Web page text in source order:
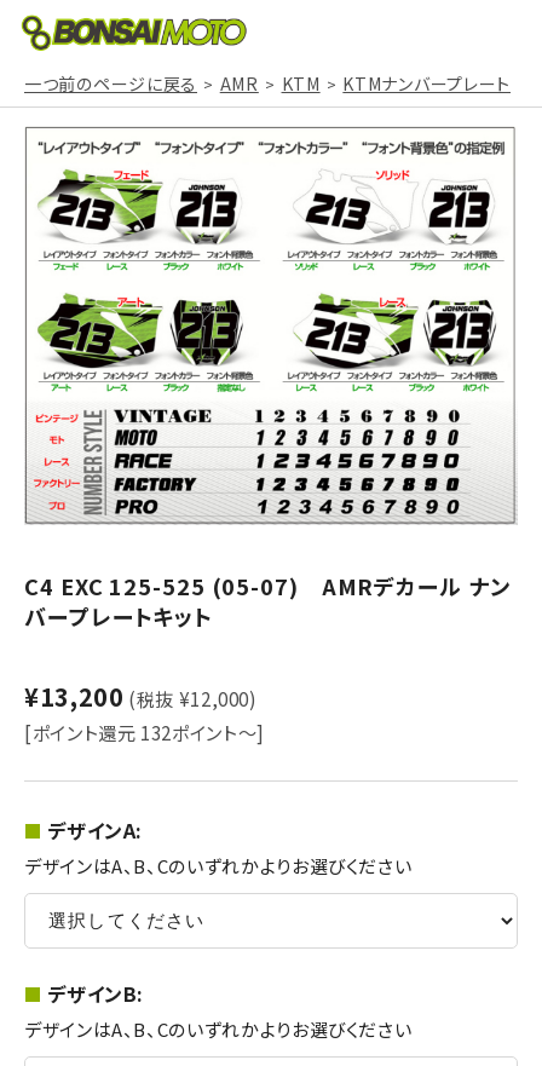
一つ前のページに戻る AMR KTM KTMナンバープレート
C4 EXC 125-525 (05-07) AMRデカール ナン
バープレートキット
¥13,200 (税抜 ¥12,000)
[ポイント還元 132ポイント～]
デザインA:
デザインはA、B、Cのいずれかよりお選びください
デザインB:
デザインはA、B、Cのいずれかよりお選びください